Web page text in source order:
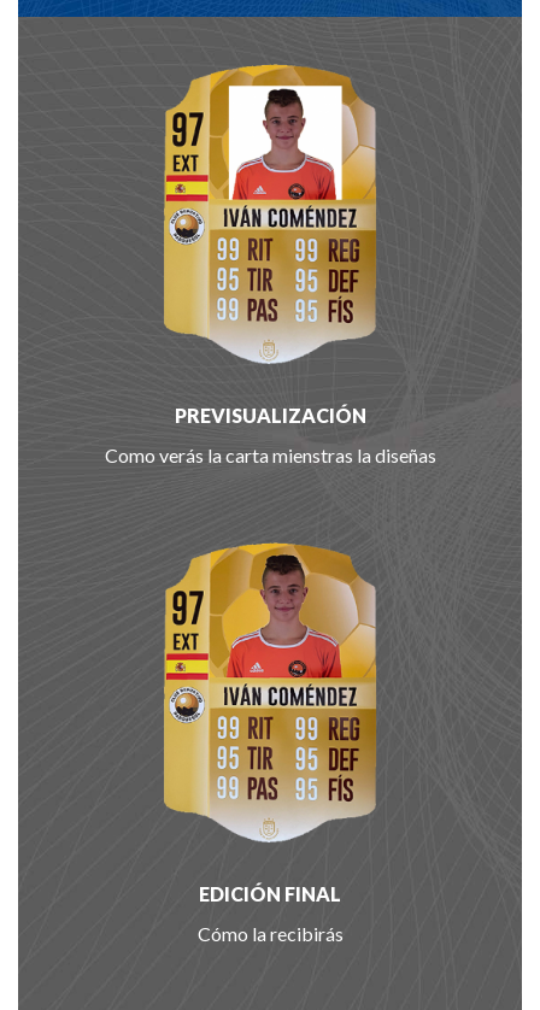
PREVISUALIZACIÓN
Como verás la carta mienstras la diseñas
EDICIÓN FINAL
Cómo la recibirás